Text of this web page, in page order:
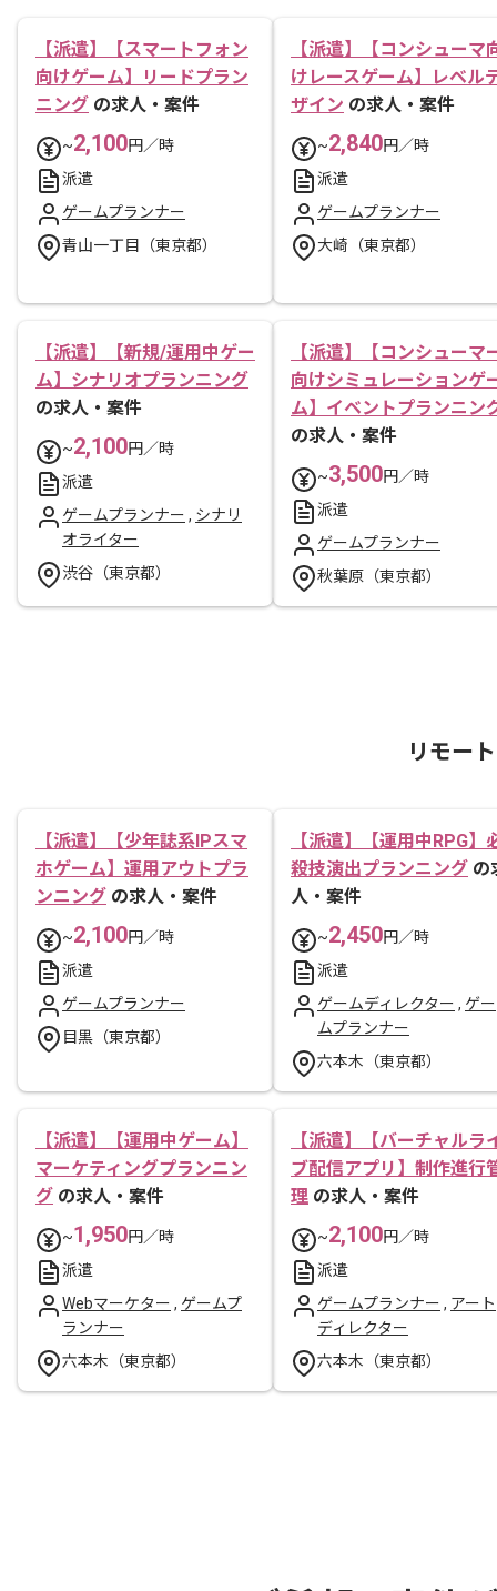
【派遣】【スマートフォン
向けゲーム】リードプラン
ニング の求人・案件
~2,100円／時
派遣
ゲームプランナー
青山一丁目（東京都）
【派遣】【コンシューマ
けレースゲーム】レベル
ザイン の求人・案件
~2,840円／時
派遣
ゲームプランナー
大崎（東京都）
【派遣】【新規/運用中ゲー
ム】シナリオプランニング
の求人・案件
~2,100円／時
派遣
ゲームプランナー , シナリ
オライター
渋谷（東京都）
【派遣】【コンシューマ
向けシミュレーションゲ
ム】イベントプランニン
の求人・案件
~3,500円／時
派遣
ゲームプランナー
秋葉原（東京都）
リモー
【派遣】【少年誌系IPスマ
ホゲーム】運用アウトプラ
ンニング の求人・案件
~2,100円／時
派遣
ゲームプランナー
目黒（東京都）
【派遣】【運用中RPG】
殺技演出プランニング の
人・案件
~2,450円／時
派遣
ゲームディレクター , ゲー
ムプランナー
六本木（東京都）
【派遣】【運用中ゲーム】
マーケティングプランニン
グ の求人・案件
~1,950円／時
派遣
Webマーケター , ゲームプ
ランナー
六本木（東京都）
【派遣】【バーチャルラ
ブ配信アプリ】制作進行
理 の求人・案件
~2,100円／時
派遣
ゲームプランナー , アート
ディレクター
六本木（東京都）